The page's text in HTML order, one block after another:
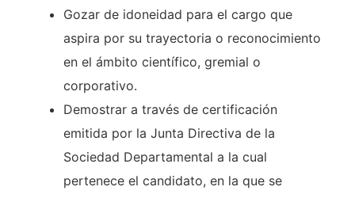
Gozar de idoneidad para el cargo que
aspira por su trayectoria o reconocimiento
en el ámbito científico, gremial o
corporativo.
Demostrar a través de certificación
emitida por la Junta Directiva de la
Sociedad Departamental a la cual
pertenece el candidato, en la que se